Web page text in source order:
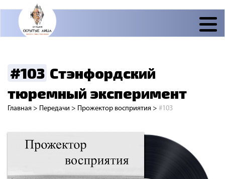
#103 Стэнфордский
тюремный эксперимент
Главная > Передачи > Прожектор восприятия > #103